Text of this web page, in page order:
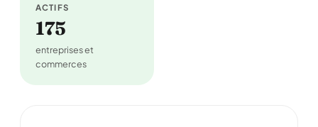
ACTIFS
175
entreprises et
commerces